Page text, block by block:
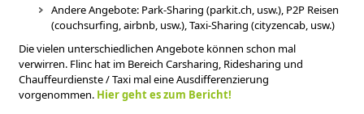
Andere Angebote: Park-Sharing (parkit.ch, usw.), P2P Reisen
(couchsurfing, airbnb, usw.), Taxi-Sharing (cityzencab, usw.)
Die vielen unterschiedlichen Angebote können schon mal
verwirren. Flinc hat im Bereich Carsharing, Ridesharing und
Chauffeurdienste / Taxi mal eine Ausdifferenzierung
vorgenommen. Hier geht es zum Bericht!